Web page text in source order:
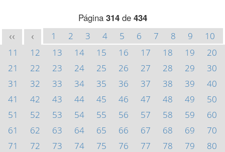
Página 314de 434
<< < 1 2 3 4 5 6 7 8 9
10
11
12 13 14 15 16 17 18 19
20
21
22 23 24 25 26 27 28 29
30
31
32 33 34 35 36 37 38 39
40
41
42 43 44 45 46 47 48 49
50
51
52 53 54 55 56 57 58 59
60
61
62 63 64 65 66 67 68 69
70
71
72 73 74 75 76 77 78 79
80